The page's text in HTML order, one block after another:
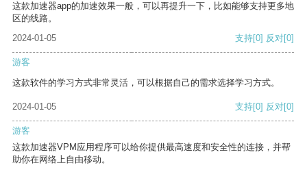
这款加速器app的加速效果一般，可以再提升一下，比如能够支持更多地
区的线路。
2024-01-05
支持[0] 反对[0]
游客
这款软件的学习方式非常灵活，可以根据自己的需求选择学习方式。
2024-01-05 支持[0] 反对[0]
游客
这款加速器VPM应用程序可以给你提供最高速度和安全性的连接，并帮
助你在网络上自由移动。